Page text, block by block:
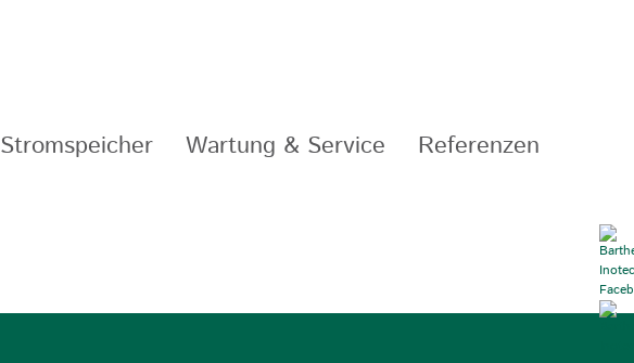
Stromspeicher Wartung & Service Referenzen